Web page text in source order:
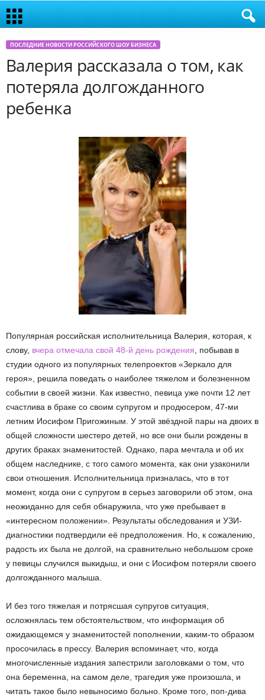
ПОСЛЕДНИЕ НОВОСТИ РОССИЙСКОГО ШОУ БИЗНЕСА
Валерия рассказала о том, как
потеряла долгожданного
ребенка
Популярная российская исполнительница Валерия, которая, к
слову, вчера отмечала свой 48-й день рождения , побывав в
студии одного из популярных телепроектов «Зеркало для
героя», решила поведать о наиболее тяжелом и болезненном
событии в своей жизни. Как известно, певица уже почти 12 лет
счастлива в браке со своим супругом и продюсером, 47-ми
летним Иосифом Пригожиным. У этой звёздной пары на двоих в
общей сложности шестеро детей, но все они были рождены в
других браках знаменитостей. Однако, пара мечтала и об их
общем наследнике, с того самого момента, как они узаконили
свои отношения. Исполнительница призналась, что в тот
момент, когда они с супругом в серьез заговорили об этом, она
неожиданно для себя обнаружила, что уже пребывает в
«интересном положении». Результаты обследования и УЗИ-
диагностики подтвердили её предположения. Но, к сожалению,
радость их была не долгой, на сравнительно небольшом сроке
у певицы случился выкидыш, и они с Иосифом потеряли своего
долгожданного малыша.
И без того тяжелая и потрясшая супругов ситуация,
осложнялась тем обстоятельством, что информация об
ожидающемся у знаменитостей пополнении, каким-то образом
просочилась в прессу. Валерия вспоминает, что, когда
многочисленные издания запестрили заголовками о том, что
она беременна, на самом деле, трагедия уже произошла, и
читать такое было невыносимо больно. Кроме того, поп-дива